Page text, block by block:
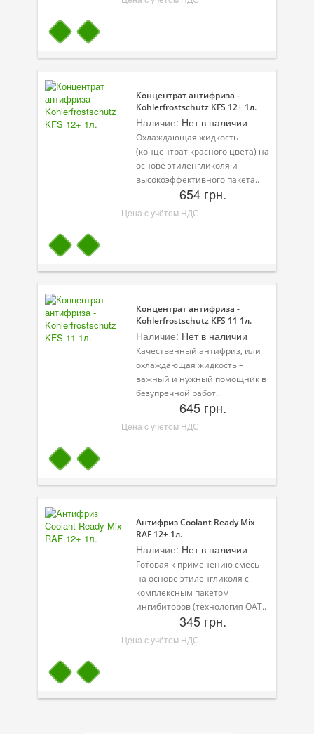
Концентрат антифриза -
Kohlerfrostschutz KFS 12+ 1л.
Наличие: Нет в наличии
Охлаждающая жидкость
(концентрат красного цвета) на
основе этиленгликоля и
высокоэффективного пакета..
654 грн.
Цена с учётом НДС
Концентрат антифриза -
Kohlerfrostschutz KFS 11 1л.
Наличие: Нет в наличии
Качественный антифриз, или
охлаждающая жидкость –
важный и нужный помощник в
безупречной работ..
645 грн.
Цена с учётом НДС
Антифриз Coolant Ready Mix
RAF 12+ 1л.
Наличие: Нет в наличии
Готовая к применению смесь
на основе этиленгликоля с
комплексным пакетом
ингибиторов (технология OAT..
345 грн.
Цена с учётом НДС